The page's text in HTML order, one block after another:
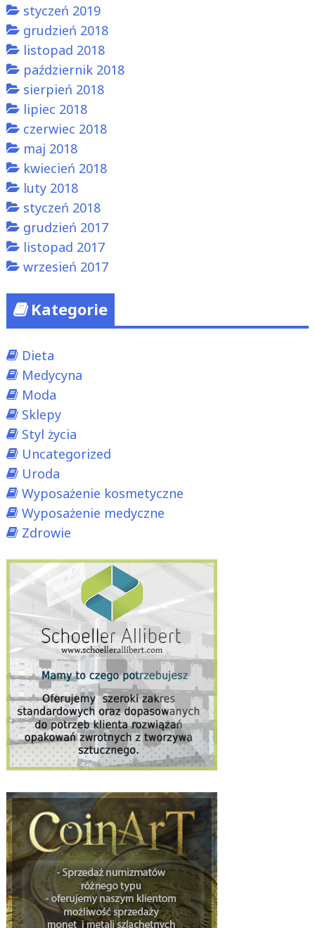
styczeń 2019
grudzień 2018
listopad 2018
październik 2018
sierpień 2018
lipiec 2018
czerwiec 2018
maj 2018
kwiecień 2018
luty 2018
styczeń 2018
grudzień 2017
listopad 2017
wrzesień 2017
Kategorie
Dieta
Medycyna
Moda
Sklepy
Styl życia
Uncategorized
Uroda
Wyposażenie kosmetyczne
Wyposażenie medyczne
Zdrowie